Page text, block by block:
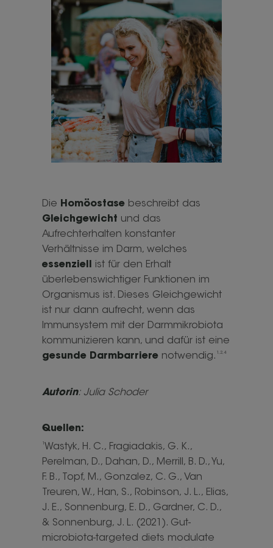
Die Homöostase beschreibt das
Gleichgewicht und das
Aufrechterhalten konstanter
Verhältnisse im Darm, welches
essenziell ist für den Erhalt
überlebenswichtiger Funktionen im
Organismus ist. Dieses Gleichgewicht
ist nur dann aufrecht, wenn das
Immunsystem mit der Darmmikrobiota
kommunizieren kann, und dafür ist eine
gesunde Darmbarriere notwendig. 1,2,4
Autorin: Julia Schoder
Quellen:
1 Wastyk, H. C., Fragiadakis, G. K.,
Perelman, D., Dahan, D., Merrill, B. D., Yu,
F. B., Topf, M., Gonzalez, C. G., Van
Treuren, W., Han, S., Robinson, J. L., Elias,
J. E., Sonnenburg, E. D., Gardner, C. D.,
& Sonnenburg, J. L. (2021). Gut-
microbiota-targeted diets modulate